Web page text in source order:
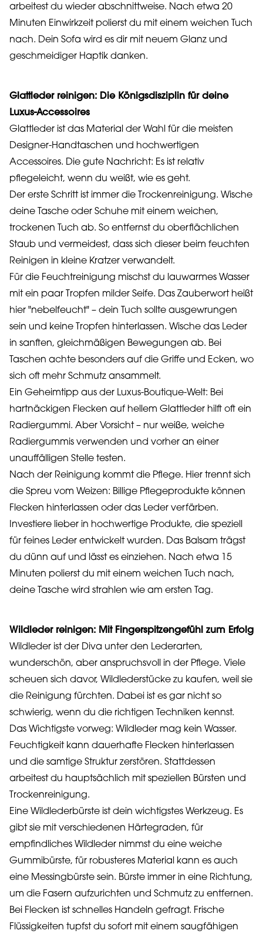
arbeitest du wieder abschnittweise. Nach etwa 20
Minuten Einwirkzeit polierst du mit einem weichen Tuch
nach. Dein Sofa wird es dir mit neuem Glanz und
geschmeidiger Haptik danken.
Glattleder reinigen: Die Königsdisziplin für deine
Luxus-Accessoires
Glattleder ist das Material der Wahl für die meisten
Designer-Handtaschen und hochwertigen
Accessoires. Die gute Nachricht: Es ist relativ
pflegeleicht, wenn du weißt, wie es geht.
Der erste Schritt ist immer die Trockenreinigung. Wische
deine Tasche oder Schuhe mit einem weichen,
trockenen Tuch ab. So entfernst du oberflächlichen
Staub und vermeidest, dass sich dieser beim feuchten
Reinigen in kleine Kratzer verwandelt.
Für die Feuchtreinigung mischst du lauwarmes Wasser
mit ein paar Tropfen milder Seife. Das Zauberwort heißt
hier "nebelfeucht" – dein Tuch sollte ausgewrungen
sein und keine Tropfen hinterlassen. Wische das Leder
in sanften, gleichmäßigen Bewegungen ab. Bei
Taschen achte besonders auf die Griffe und Ecken, wo
sich oft mehr Schmutz ansammelt.
Ein Geheimtipp aus der Luxus-Boutique-Welt: Bei
hartnäckigen Flecken auf hellem Glattleder hilft oft ein
Radiergummi. Aber Vorsicht – nur weiße, weiche
Radiergummis verwenden und vorher an einer
unauffälligen Stelle testen.
Nach der Reinigung kommt die Pflege. Hier trennt sich
die Spreu vom Weizen: Billige Pflegeprodukte können
Flecken hinterlassen oder das Leder verfärben.
Investiere lieber in hochwertige Produkte, die speziell
für feines Leder entwickelt wurden. Das Balsam trägst
du dünn auf und lässt es einziehen. Nach etwa 15
Minuten polierst du mit einem weichen Tuch nach,
deine Tasche wird strahlen wie am ersten Tag.
Wildleder reinigen: Mit Fingerspitzengefühl zum Erfolg
Wildleder ist der Diva unter den Lederarten,
wunderschön, aber anspruchsvoll in der Pflege. Viele
scheuen sich davor, Wildlederstücke zu kaufen, weil sie
die Reinigung fürchten. Dabei ist es gar nicht so
schwierig, wenn du die richtigen Techniken kennst.
Das Wichtigste vorweg: Wildleder mag kein Wasser.
Feuchtigkeit kann dauerhafte Flecken hinterlassen
und die samtige Struktur zerstören. Stattdessen
arbeitest du hauptsächlich mit speziellen Bürsten und
Trockenreinigung.
Eine Wildlederbürste ist dein wichtigstes Werkzeug. Es
gibt sie mit verschiedenen Härtegraden, für
empfindliches Wildleder nimmst du eine weiche
Gummibürste, für robusteres Material kann es auch
eine Messingbürste sein. Bürste immer in eine Richtung,
um die Fasern aufzurichten und Schmutz zu entfernen.
Bei Flecken ist schnelles Handeln gefragt. Frische
Flüssigkeiten tupfst du sofort mit einem saugfähigen